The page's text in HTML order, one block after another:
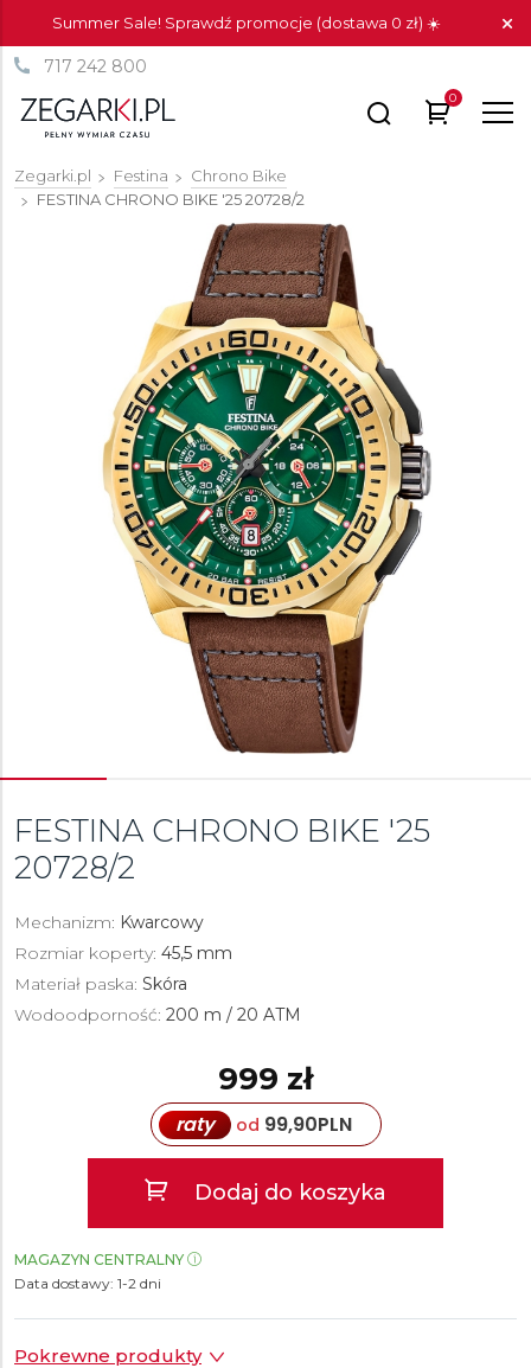
Summer Sale! Sprawdź promocje (dostawa 0 zł) ☀️
717 242 800
0
Zegarki.pl Festina
Chrono Bike
FESTINA CHRONO BIKE '2520728/2
FESTINA CHRONO BIKE '25
20728/2
Mechanizm: Kwarcowy
Rozmiar koperty: 45,5 mm
Materiał paska: Skóra
Wodoodporność: 200 m / 20 ATM
999 zł
raty od 99,90PLN
Dodaj do koszyka
MAGAZYN CENTRALNY
Data dostawy: 1-2 dni
Pokrewne produkty